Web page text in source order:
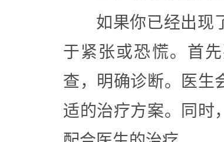
如果你已经出现
于紧张或恐慌。首
查，明确诊断。医生
适的治疗方案。同时